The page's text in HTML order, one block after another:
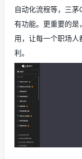
自动化流程等，三
有功能。更重要的是
用，让每一个职场
利。